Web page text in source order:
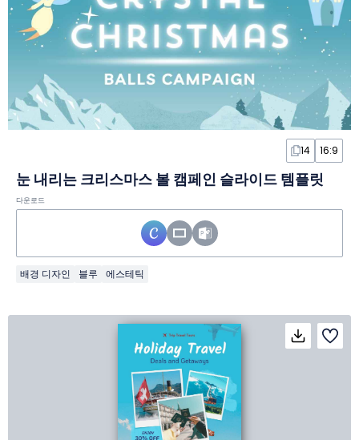
14 16:9
눈 내리는 크리스마스 볼 캠페인 슬라이드 템플릿
다운로드
배경 디자인 블루 에스테틱